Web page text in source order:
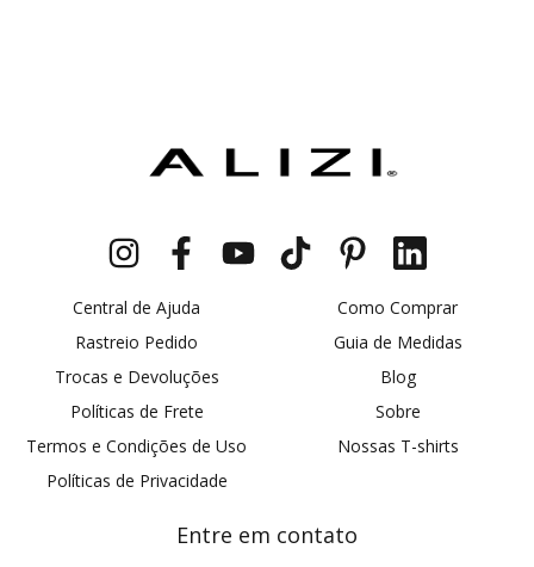
Central de Ajuda
Rastreio Pedido
Trocas e Devoluções
Políticas de Frete
Termos e Condições de Uso
Políticas de Privacidade
Como Comprar
Guia de Medidas
Blog
Sobre
Nossas T-shirts
Entre em contato